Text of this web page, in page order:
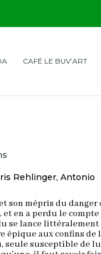
CAFÉ LE BUV’ART
Rehlinger,Antonio
son mépris du danger
en a perdu le compte
se lance littéralement
épique aux confins de
seule susceptible de